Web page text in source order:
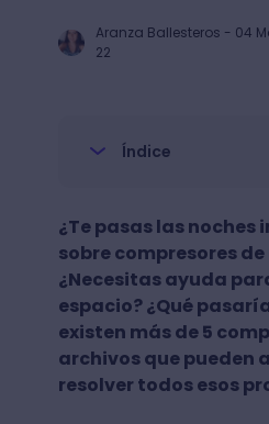
Aranza Ballesteros - 04
22
Índice
¿Te pasas las
sobre compresores
¿Necesitas ayuda
espacio? ¿Qué
existen más de 5
archivos que pueden
resolver todos esos